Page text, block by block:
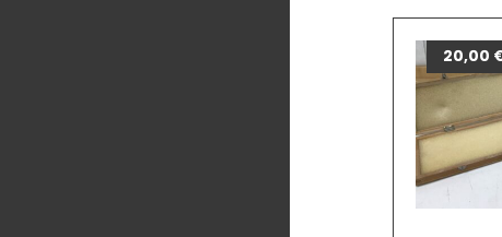
20,00